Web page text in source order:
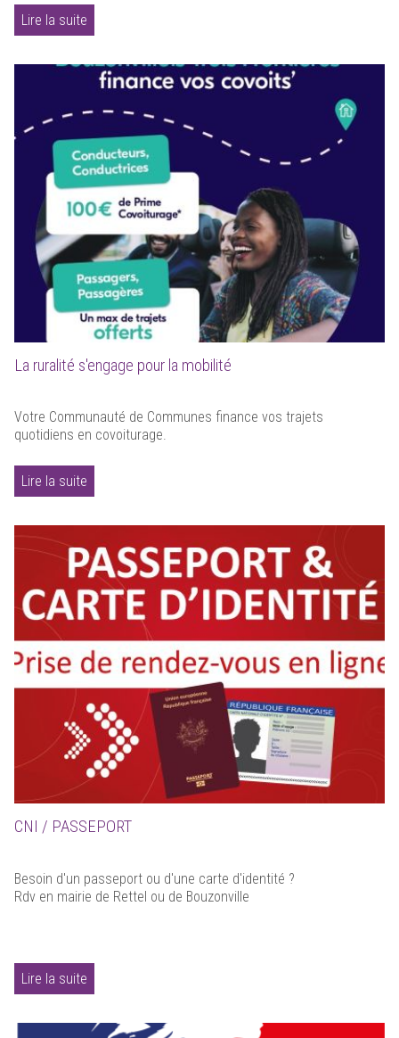
Lire la suite
La ruralité s'engage pour la mobilité
Votre Communauté de Communes finance vos trajets
quotidiens en covoiturage.
Lire la suite
CNI / PASSEPORT
Besoin d'un passeport ou d'une carte d'identité ?
Rdv en mairie de Rettel ou de Bouzonville
Lire la suite